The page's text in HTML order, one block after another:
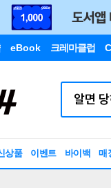
eBook 크레마클럽
상품 이벤트 바이백 매